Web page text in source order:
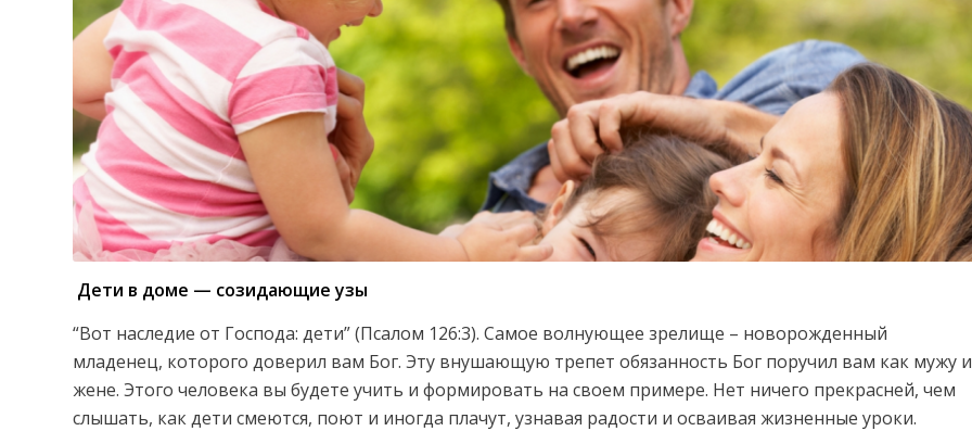
Дети в доме — созидающие узы
“Вот наследие от Господа: дети” (Псалом 126:3). Самое волнующее зрелище – новорожденный
младенец, которого доверил вам Бог. Эту внушающую трепет обязанность Бог поручил вам как мужу и
жене. Этого человека вы будете учить и формировать на своем примере. Нет ничего прекрасней, чем
слышать, как дети смеются, поют и иногда плачут, узнавая радости и осваивая жизненные уроки.